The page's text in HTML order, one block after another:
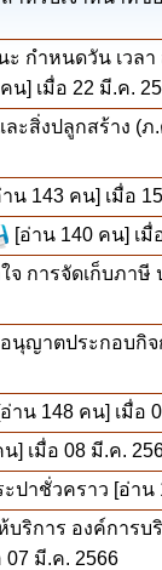
กำหนดวัน เวล
น] เมื่อ 22 มี.ค.
สิ่งปลูกสร้าง (ภ.
าน 143 คน] เมื่อ
[อ่าน 140 คน] เมื่
จ การจัดเก็บภา
นุญาตประกอบกิ
อ่าน 148 คน] เมื่อ
] เมื่อ 08 มี.ค.
ปาชั่วคราว [อ่าน
ริการ องค์การบ
07 มี.ค. 2566